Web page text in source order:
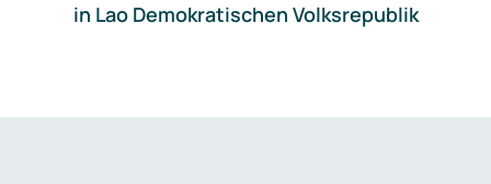
in Lao Demokratischen Volksrepublik